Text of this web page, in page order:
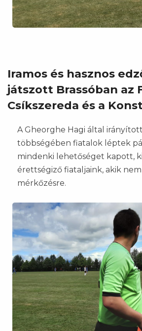
Iramos és hasznos
játszott Brassóban az
Csíkszereda és a
A Gheorghe Hagi által
többségében fiatalok léptek
mindenki lehetőséget kapott,
érettségiző fiataljaink, akik
mérkőzésre.